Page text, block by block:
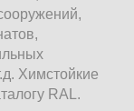
Химстойкие
RAL.